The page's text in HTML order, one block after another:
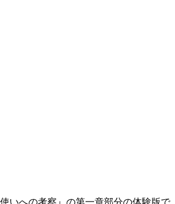
いへの考察』の第一章部分の体験版で